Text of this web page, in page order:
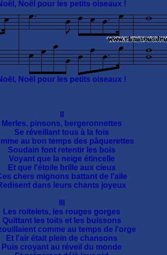
Noël pour les petits oiseaux !
Noël pour les petits oiseaux !
Merles, pinsons, bergeronnettes
Se réveillant tous à la fois
au bon temps des pâquerettes
Soudain font retentir les bois
Voyant que la neige étincelle
Et que l'étoile brille aux cieux
chers mignons battant de l'aile
dans leurs chants joyeux
Les roitelets, les rouges gorges
Quittant les toits et les buissons
comme au temps de l'orge
Et l'air était plein de chansons
Puis croyant au réveil du monde